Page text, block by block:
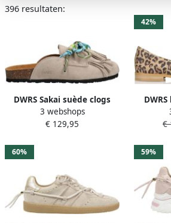
beperken tot alleen Western stijl schoenen
maar maakt onder andere ook stijlvolle
396 resultaten:
DWRS Sakai suède clogs
met franjes beige
3 webshops
€ 129,95
42%
€
60% 59%